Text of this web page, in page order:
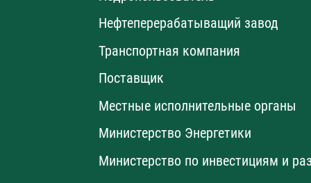
Нефтеперерабатыващий завод
Транспортная компания
Поставщик
Местные исполнительные органы
Министерство Энергетики
Министерство по инвестициям и